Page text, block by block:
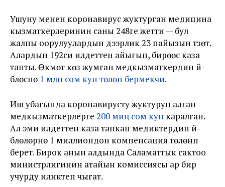
Ушуну менен коронавирус жуктурган медицина
кызматкерлеринин саны 248ге жетти — бул
жалпы оорулуулардын дээрлик 23 пайызын түзөт.
Алардын 192си илдеттен айыгып, бирөөсү каза
тапты. Өкмөт көз жумган медкызматкердин үй-
бүлөсүнө 1 млн сом кун төлөп бермекчи.
Иш убагында коронавирусту жуктуруп алган
медкызматкерлерге 200 миң сом кун каралган.
Ал эми илдеттен каза тапкан медиктердин үй-
бүлөлөрүнө 1 миллиондон компенсация төлөнүп
берет. Бирок анын алдында Саламаттык сактоо
министрлигинин атайын комиссиясы ар бир
учурду иликтеп чыгат.